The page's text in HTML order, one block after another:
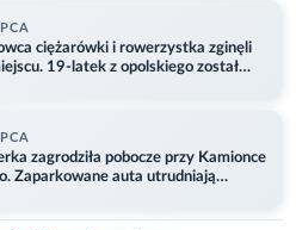
ciężarówki i rowerzystka zginęli
19-latek z opolskiego został
zagrodziła pobocze przy Kamionce
Zaparkowane auta utrudniają